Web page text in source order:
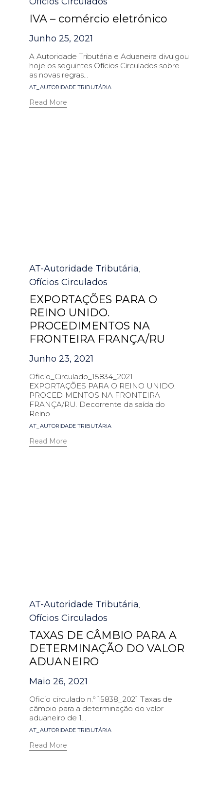
IVA – comércio eletrónico
Junho 25, 2021
A Autoridade Tributária e Aduaneira divulgou
hoje os seguintes Ofícios Circulados sobre
as novas regras...
Tags
AT_AUTORIDADE TRIBUTÁRIA
Read More
Category
AT-Autoridade Tributária,
Ofícios Circulados
EXPORTAÇÕES PARA O
REINO UNIDO.
PROCEDIMENTOS NA
FRONTEIRA FRANÇA/RU
Junho 23, 2021
Oficio_Circulado_15834_2021
EXPORTAÇÕES PARA O REINO UNIDO.
PROCEDIMENTOS NA FRONTEIRA
FRANÇA/RU. Decorrente da saída do
Reino...
Tags
AT_AUTORIDADE TRIBUTÁRIA
Read More
Category
AT-Autoridade Tributária,
Ofícios Circulados
TAXAS DE CÂMBIO PARA A
DETERMINAÇÃO DO VALOR
ADUANEIRO
Maio 26, 2021
Oficio circulado n.º 15838_2021 Taxas de
câmbio para a determinação do valor
aduaneiro de 1...
Tags
AT_AUTORIDADE TRIBUTÁRIA
Read More